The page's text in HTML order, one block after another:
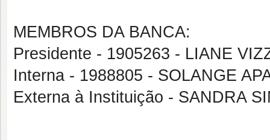
MEMBROS DA BANCA:
Presidente - 1905263 - LIANE
Interna - 1988805 - SOLANGE
Externa à Instituição - SANDRA